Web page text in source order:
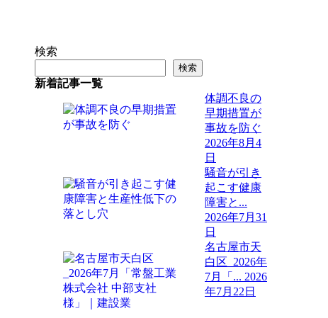
検索
検索
新着記事一覧
体調不良の
早期措置が
事故を防ぐ
2026年8月4
日
騒音が引き
起こす健康
障害と...
2026年7月31
日
名古屋市天
白区_2026年
7月「... 2026
年7月22日